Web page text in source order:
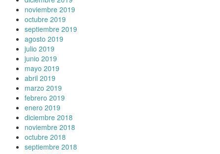
noviembre 2019
octubre 2019
septiembre 2019
agosto 2019
julio 2019
junio 2019
mayo 2019
abril 2019
marzo 2019
febrero 2019
enero 2019
diciembre 2018
noviembre 2018
octubre 2018
septiembre 2018